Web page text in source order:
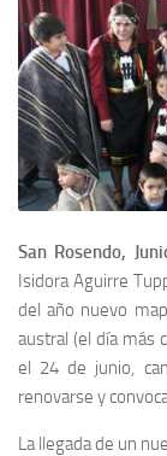
San Rosendo,
Isidora Aguirre
del año nuevo
austral (el día más
el 24 de junio,
renovarse y
La llegada de un